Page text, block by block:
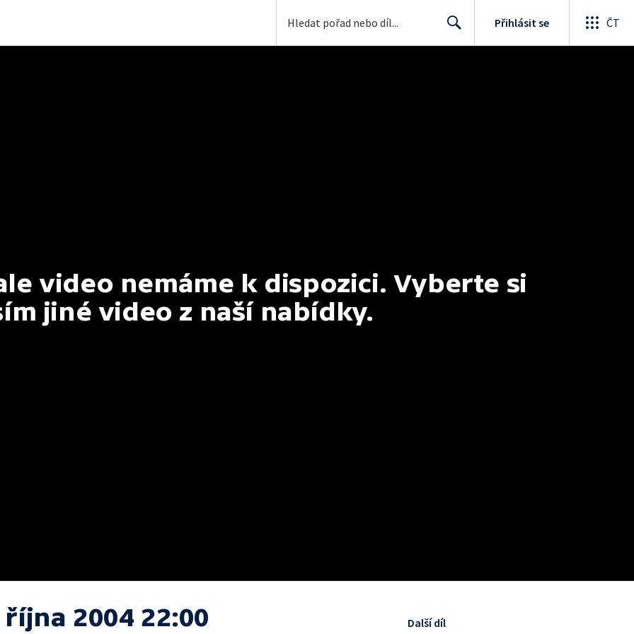
Přihlásit se ČT
video nemáme k dispozici. Vyberte si
jiné video z naší nabídky.
října 2004 22:00 Další díl